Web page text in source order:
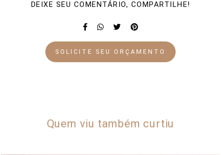
DEIXE SEU COMENTÁRIO, COMPARTILHE!
SOLICITE SEU ORÇAMENTO
Quem viu também curtiu